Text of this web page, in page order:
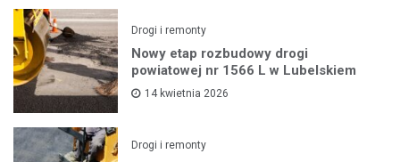
Drogi i remonty
Nowy etap rozbudowy drogi
powiatowej nr 1566 L w Lubelskiem
14 kwietnia 2026
Drogi i remonty